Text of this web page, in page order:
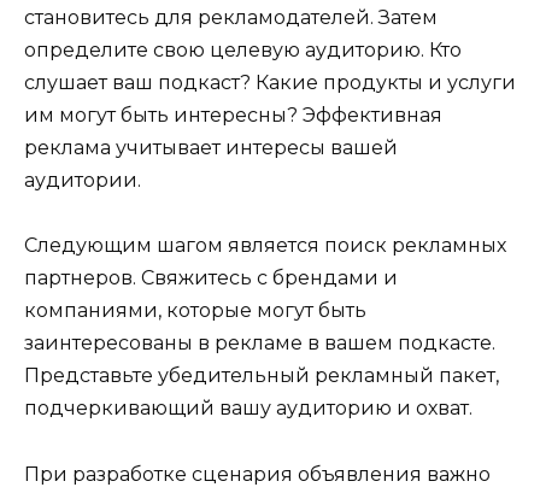
становитесь для рекламодателей. Затем
определите свою целевую аудиторию. Кто
слушает ваш подкаст? Какие продукты и услуги
им могут быть интересны? Эффективная
реклама учитывает интересы вашей
аудитории.
Следующим шагом является поиск рекламных
партнеров. Свяжитесь с брендами и
компаниями, которые могут быть
заинтересованы в рекламе в вашем подкасте.
Представьте убедительный рекламный пакет,
подчеркивающий вашу аудиторию и охват.
При разработке сценария объявления важно